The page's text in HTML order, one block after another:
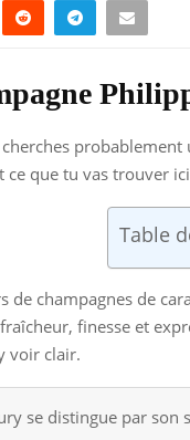
probablement
ce que tu vas trouver
Table
de champagnes de
finesse et
voir clair.
se distingue par son